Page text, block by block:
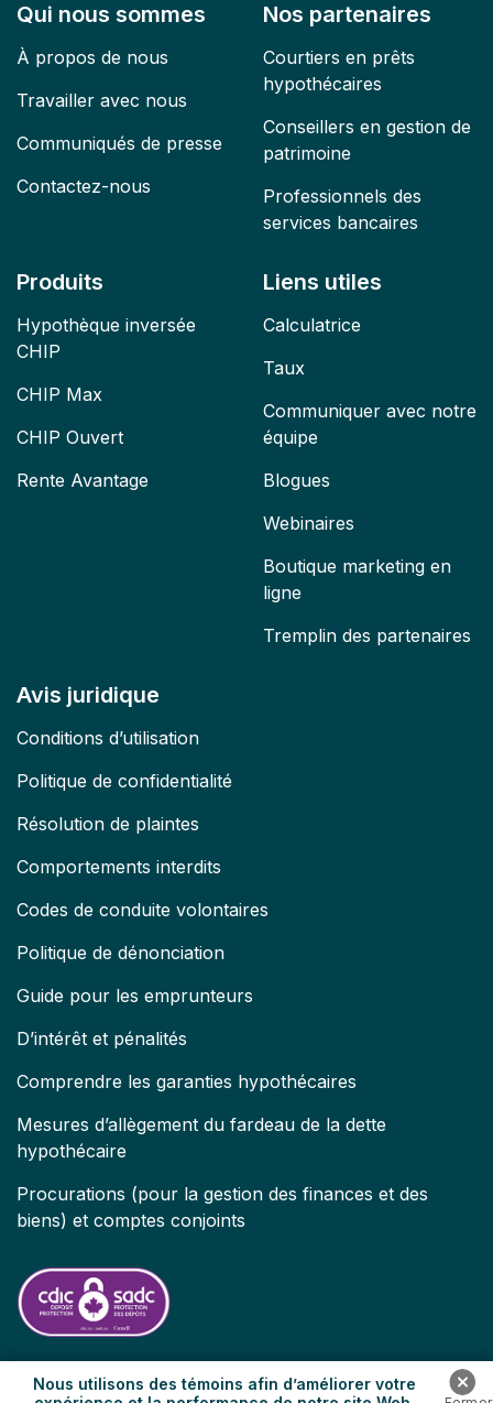
Qui nous sommes
À propos de nous
Travailler avec nous
Communiqués de presse
Contactez-nous
Nos partenaires
Courtiers en prêts
hypothécaires
Conseillers en gestion de
patrimoine
Professionnels des
services bancaires
Produits
Hypothèque inversée
CHIP
CHIP Max
CHIP Ouvert
Rente Avantage
Liens utiles
Calculatrice
Taux
Communiquer avec notre
équipe
Blogues
Webinaires
Boutique marketing en
ligne
Tremplin des partenaires
Avis juridique
Conditions d’utilisation
Politique de confidentialité
Résolution de plaintes
Comportements interdits
Codes de conduite volontaires
Politique de dénonciation
Guide pour les emprunteurs
D’intérêt et pénalités
Comprendre les garanties hypothécaires
Mesures d’allègement du fardeau de la dette
hypothécaire
Procurations (pour la gestion des finances et des
biens) et comptes conjoints
Nous utilisons des témoins afin d’améliorer votre